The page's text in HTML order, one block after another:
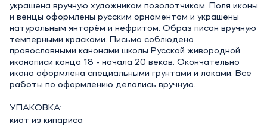
украшена вручную художником позолотчиком. Поля иконы
и венцы оформлены русским орнаментом и украшены
натуральным янтарём и нефритом. Образ писан вручную
темперными красками. Письмо соблюдено
православными канонами школы Русской живородной
иконописи конца 18 - начала 20 веков. Окончательно
икона оформлена специальными грунтами и лаками. Все
работы по оформлению делались вручную.
УПАКОВКА:
киот из кипариса